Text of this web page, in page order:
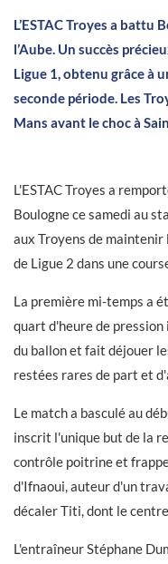
L’ESTAC Troyes a battu
l’Aube. Un succès
Ligue 1, obtenu grâce à
seconde période. Les
Mans avant le choc à
L'ESTAC Troyes a
Boulogne ce samedi au
aux Troyens de
de Ligue 2 dans une
La première mi-temps a
quart d'heure de
du ballon et fait déjouer
restées rares de part et
Le match a basculé au
inscrit l'unique but de la
contrôle poitrine et
d'Ifnaoui, auteur d'un
décaler Titi, dont le
L'entraîneur Stéphane